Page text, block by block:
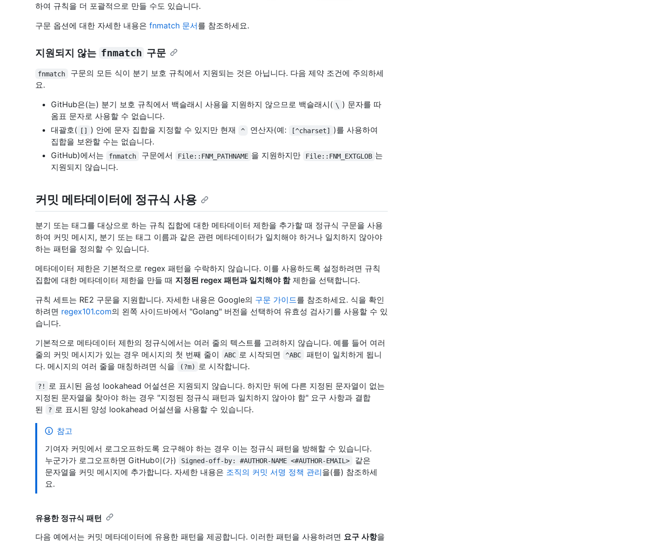
하여 규칙을 더 포괄적으로 만들 수도 있습니다.
구문 옵션에 대한 자세한 내용은 fnmatch 문서를 참조하세요.
지원되지 않는 fnmatch 구문
fnmatch
구문의 모든 식이 분기 보호 규칙에서 지원되는 것은 아닙니다. 다음 제약 조건에 주의하세
요.
GitHub은(는) 분기 보호 규칙에서 백슬래시 사용을 지원하지 않으므로 백슬래시( \ ) 문자를 따
옴표 문자로 사용할 수 없습니다.
대괄호( [] ) 안에 문자 집합을 지정할 수 있지만 현재 ^ 연산자(예: [^charset] )를 사용하여
집합을 보완할 수는 없습니다.
GitHub)에서는
fnmatch 구문에서 File::FNM_PATHNAME 을 지원하지만 File::FNM_EXTGLOB 는
지원되지 않습니다.
커밋 메타데이터에 정규식 사용
분기 또는 태그를 대상으로 하는 규칙 집합에 대한 메타데이터 제한을 추가할 때 정규식 구문을 사용
하여 커밋 메시지, 분기 또는 태그 이름과 같은 관련 메타데이터가 일치해야 하거나 일치하지 않아야
하는 패턴을 정의할 수 있습니다.
메타데이터 제한은 기본적으로 regex 패턴을 수락하지 않습니다. 이를 사용하도록 설정하려면 규칙
집합에 대한 메타데이터 제한을 만들 때 지정된 regex 패턴과 일치해야 함제한을 선택합니다.
규칙 세트는 RE2 구문을 지원합니다. 자세한 내용은 Google의 구문 가이드를 참조하세요. 식을 확인
하려면 regex101.com의 왼쪽 사이드바에서 "Golang" 버전을 선택하여 유효성 검사기를 사용할 수 있
습니다.
기본적으로 메타데이터 제한의 정규식에서는 여러 줄의 텍스트를 고려하지 않습니다. 예를 들어 여러
줄의 커밋 메시지가 있는 경우 메시지의 첫 번째 줄이
ABC 로 시작되면 ^ABC
패턴이 일치하게 됩니
다. 메시지의 여러 줄을 매칭하려면 식을
(?m) 로 시작합니다.
?!
로 표시된 음성 lookahead 어설션은 지원되지 않습니다. 하지만 뒤에 다른 지정된 문자열이 없는
지정된 문자열을 찾아야 하는 경우 "지정된 정규식 패턴과 일치하지 않아야 함" 요구 사항과 결합
된
? 로 표시된 양성 lookahead 어설션을 사용할 수 있습니다.
참고
기여자 커밋에서 로그오프하도록 요구해야 하는 경우 이는 정규식 패턴을 방해할 수 있습니다.
누군가가 로그오프하면 GitHub이(가)
Signed-off-by: #AUTHOR-NAME <#AUTHOR-EMAIL>
같은
문자열을 커밋 메시지에 추가합니다. 자세한 내용은 조직의 커밋 서명 정책 관리을(를) 참조하세
요.
유용한 정규식 패턴
다음 예에서는 커밋 메타데이터에 유용한 패턴을 제공합니다. 이러한 패턴을 사용하려면 요구 사항을